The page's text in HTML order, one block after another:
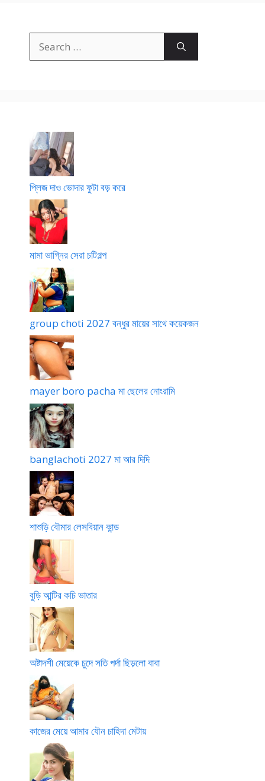
for:
প্লিজ দাও ভোদার ফুটা বড় করে
মামা ভাগ্নির সেরা চটিগল্প
group choti 2027 বন্ধুর মায়ের সাথে কয়েকজন
mayer boro pacha মা ছেলের নোংরামি
banglachoti 2027 মা আর দিদি
শাশুড়ি বৌমার লেসবিয়ান কান্ড
বুড়ি আন্টির কচি ভাতার
অষ্টাদশী মেয়েকে চুদে সতি পর্দা ছিড়লো বাবা
কাজের মেয়ে আমার যৌন চাহিদা মেটায়